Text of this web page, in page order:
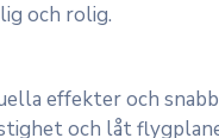
och rolig.
effekter och
och låt